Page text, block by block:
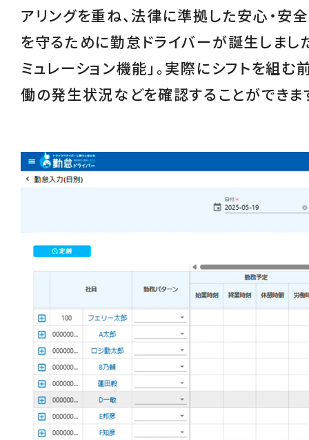
アリングを重ね、法律に準拠した安心・安
を守るために勤怠ドライバーが誕生しまし
ミュレーション機能 」。実際にシフトを組
働の発生状況などを確認することができま